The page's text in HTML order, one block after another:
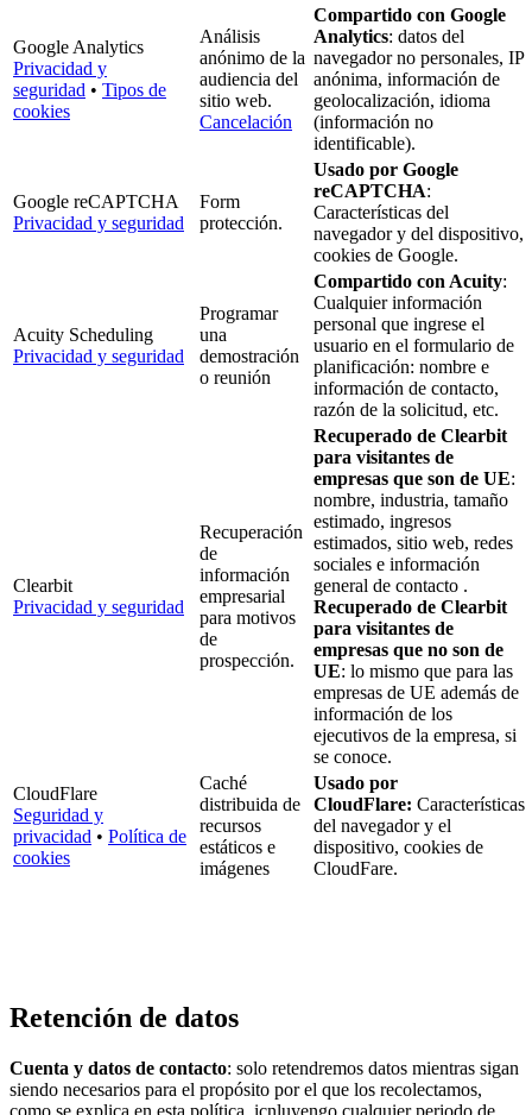
Google Analytics
Privacidad y
seguridad • Tipos de
cookies
Análisis
anónimo de la
audiencia del
sitio web.
Cancelación
Compartido con Google
Analytics: datos del
navegador no personales, IP
anónima, información de
geolocalización, idioma
(información no
identificable).
Google reCAPTCHA
Privacidad y seguridad
Form
protección.
Usado por Google
reCAPTCHA:
Características del
navegador y del dispositivo,
cookies de Google.
Acuity Scheduling
Privacidad y seguridad
Programar
una
demostración
o reunión
Compartido con Acuity:
Cualquier información
personal que ingrese el
usuario en el formulario de
planificación: nombre e
información de contacto,
razón de la solicitud, etc.
Clearbit
Privacidad y seguridad
Recuperación
de
información
empresarial
para motivos
de
prospección.
Recuperado de Clearbit
para visitantes de
empresas que son de UE:
nombre, industria, tamaño
estimado, ingresos
estimados, sitio web, redes
sociales e información
general de contacto .
Recuperado de Clearbit
para visitantes de
empresas que no son de
UE: lo mismo que para las
empresas de UE además de
información de los
ejecutivos de la empresa, si
se conoce.
CloudFlare
Seguridad y
privacidad • Política de
cookies
Caché
distribuida de
recursos
estáticos e
imágenes
Usado por
CloudFlare: Características
del navegador y el
dispositivo, cookies de
CloudFare.
Retención de datos
Cuenta y datos de contacto: solo retendremos datos mientras sigan
siendo necesarios para el propósito por el que los recolectamos,